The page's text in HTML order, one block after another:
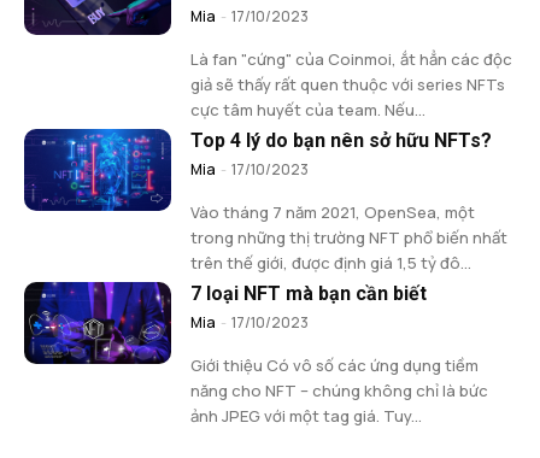
Mia - 17/10/2023
Là fan "cứng" của Coinmoi, ắt hẳn các độc
giả sẽ thấy rất quen thuộc với series NFTs
cực tâm huyết của team. Nếu...
Top 4 lý do bạn nên sở hữu NFTs?
Mia - 17/10/2023
Vào tháng 7 năm 2021, OpenSea, một
trong những thị trường NFT phổ biến nhất
trên thế giới, được định giá 1,5 tỷ đô...
7 loại NFT mà bạn cần biết
Mia - 17/10/2023
Giới thiệu Có vô số các ứng dụng tiềm
năng cho NFT – chúng không chỉ là bức
ảnh JPEG với một tag giá. Tuy...